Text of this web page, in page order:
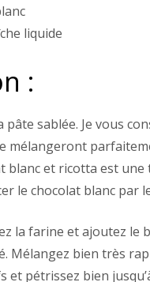
liquide
:
pâte sablée. Je vous
mélangeront
blanc et ricotta est
le chocolat blanc par
la farine et ajoutez le
Mélangez bien très
et pétrissez bien